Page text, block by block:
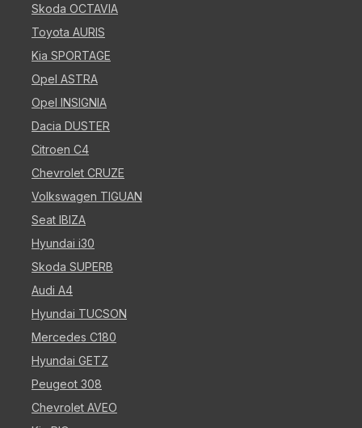
Skoda OCTAVIA
Toyota AURIS
Kia SPORTAGE
Opel ASTRA
Opel INSIGNIA
Dacia DUSTER
Citroen C4
Chevrolet CRUZE
Volkswagen TIGUAN
Seat IBIZA
Hyundai i30
Skoda SUPERB
Audi A4
Hyundai TUCSON
Mercedes C180
Hyundai GETZ
Peugeot 308
Chevrolet AVEO